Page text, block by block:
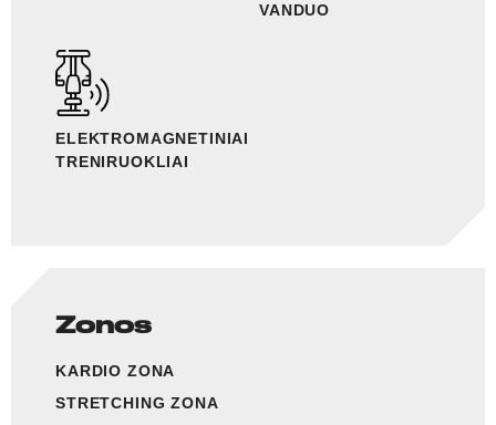
VANDUO
ELEKTROMAGNETINIAI
TRENIRUOKLIAI
Zonos
KARDIO ZONA
STRETCHING ZONA